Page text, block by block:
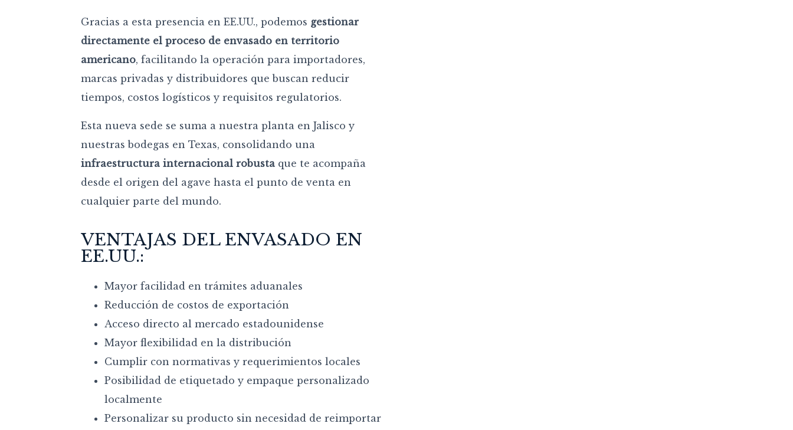
Gracias a esta presencia en EE.UU., podemos gestionar
directamente el proceso de envasado en territorio
americano, facilitando la operación para importadores,
marcas privadas y distribuidores que buscan reducir
tiempos, costos logísticos y requisitos regulatorios.
Esta nueva sede se suma a nuestra planta en Jalisco y
nuestras bodegas en Texas, consolidando una
infraestructura internacional robusta que te acompaña
desde el origen del agave hasta el punto de venta en
cualquier parte del mundo.
VENTAJAS DEL ENVASADO EN
EE.UU.:
Mayor facilidad en trámites aduanales
Reducción de costos de exportación
Acceso directo al mercado estadounidense
Mayor flexibilidad en la distribución
Cumplir con normativas y requerimientos locales
Posibilidad de etiquetado y empaque personalizado
localmente
Personalizar su producto sin necesidad de reimportar